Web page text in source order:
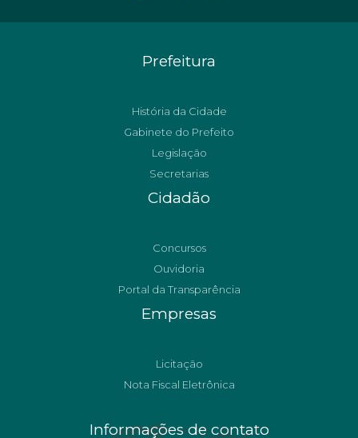
Prefeitura
História da Cidade
Gabinete do Prefeito
Legislação
Secretarias
Cidadão
Concursos
Ouvidoria
Portal da Transparência
Empresas
Licitação
Nota Fiscal Eletrônica
Informações de contato